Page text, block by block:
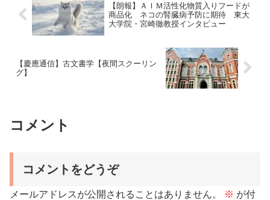
【朗報】ＡＩＭ活性化物質入りフードが
商品化 ネコの腎臓病予防に期待 東大
大学院・宮崎徹教授インタビュー
【慶應通信】古文書学【夜間スクーリン
グ】
コメント
コメントをどうぞ
メールアドレスが公開されることはありません。 ※ が付